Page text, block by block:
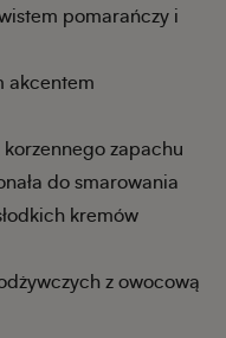
pomarańczy i
akcentem
zapachu
do smarowania
kremów
z owocową